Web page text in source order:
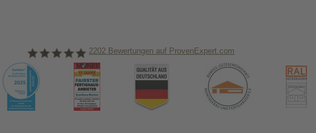
ScanHaus Marlow
2202 Bewertungen auf ProvenExpert.com